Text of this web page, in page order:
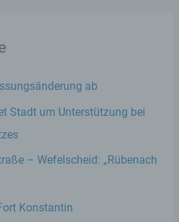
ab
Stadt um Unterstützung bei
– Wefelscheid: „Rübenach
Konstantin